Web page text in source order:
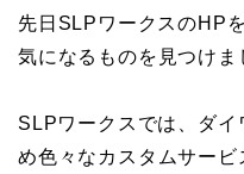
先日SLPワークスのHP
気になるものを見つけま
SLPワークスでは、ダ
め色々なカスタムサー